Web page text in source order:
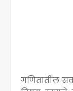
गणितातील